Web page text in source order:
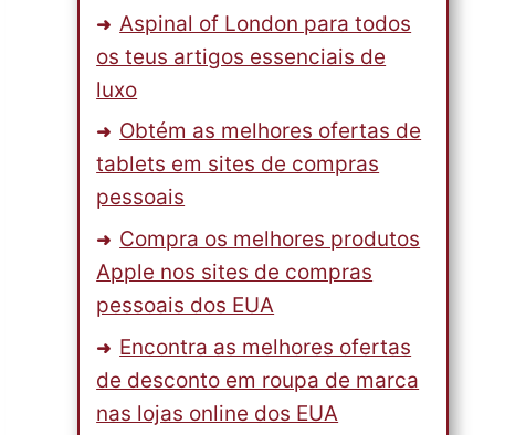
Aspinal of London para todos
os teus artigos essenciais de
luxo
Obtém as melhores ofertas de
tablets em sites de compras
pessoais
Compra os melhores produtos
Apple nos sites de compras
pessoais dos EUA
Encontra as melhores ofertas
de desconto em roupa de marca
nas lojas online dos EUA